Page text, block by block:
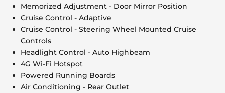
Memorized Adjustment - Door Mirror Position
Cruise Control - Adaptive
Cruise Control - Steering Wheel Mounted Cruise
Controls
Headlight Control - Auto Highbeam
4G Wi-Fi Hotspot
Powered Running Boards
Air Conditioning - Rear Outlet